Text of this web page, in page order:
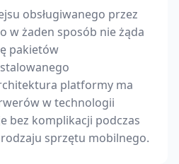
obsługiwanego przez
w żaden sposób nie żąda
pakietów
platformy ma
w technologii
bez komplikacji podczas
sprzętu mobilnego.